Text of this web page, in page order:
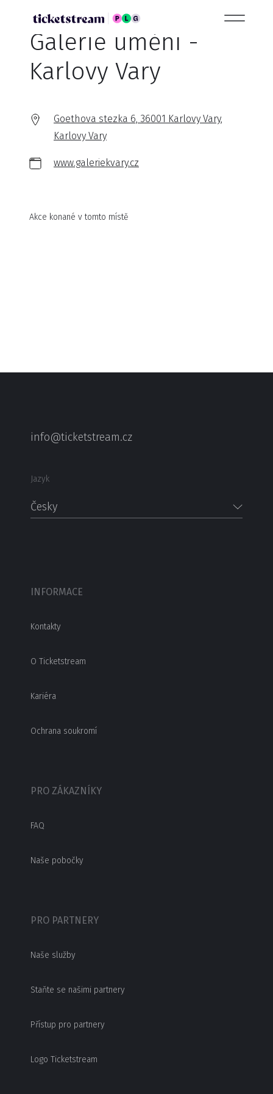
Galerie umění -
Karlovy Vary
Goethova stezka 6, 36001 Karlovy Vary,
Karlovy Vary
www.galeriekvary.cz
Akce konané v tomto místě
info@ticketstream.cz
Jazyk
Česky
INFORMACE
Kontakty
O Ticketstream
Kariéra
Ochrana soukromí
PRO ZÁKAZNÍKY
FAQ
Naše pobočky
PRO PARTNERY
Naše služby
Staňte se našimi partnery
Přístup pro partnery
Logo Ticketstream